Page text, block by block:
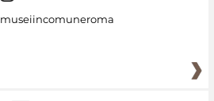
museiincomuneroma